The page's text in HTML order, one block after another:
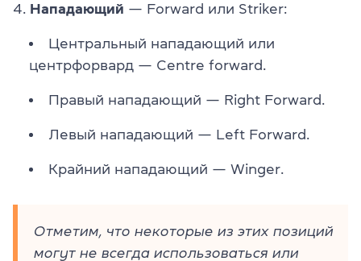
4. Нападающий — Forward или Striker:
Центральный нападающий или
центрфорвард — Centre forward.
Правый нападающий — Right Forward.
Левый нападающий — Left Forward.
Крайний нападающий — Winger.
Отметим, что некоторые из этих позиций
могут не всегда использоваться или